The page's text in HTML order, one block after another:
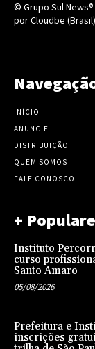
© Grupo Sul
por Cloudbe
INÍCIO
ANUNCIE
DISTRIBUIÇÃO
QUEM SOMOS
FALE CONOSCO
+
Instituto
curso
Santo Amaro
05/08/2026
Prefeitura e
inscrições